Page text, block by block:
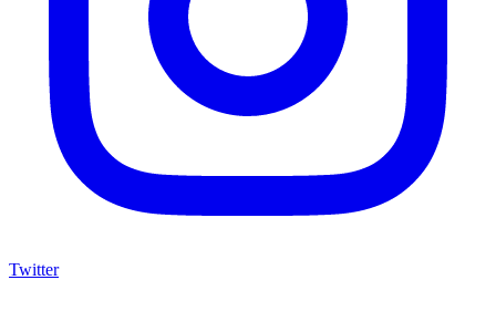
Twitter